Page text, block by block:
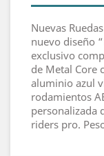
Nuevas
nuevo diseño
exclusivo
de Metal Core
aluminio azul
rodamientos
personalizada
riders pro.